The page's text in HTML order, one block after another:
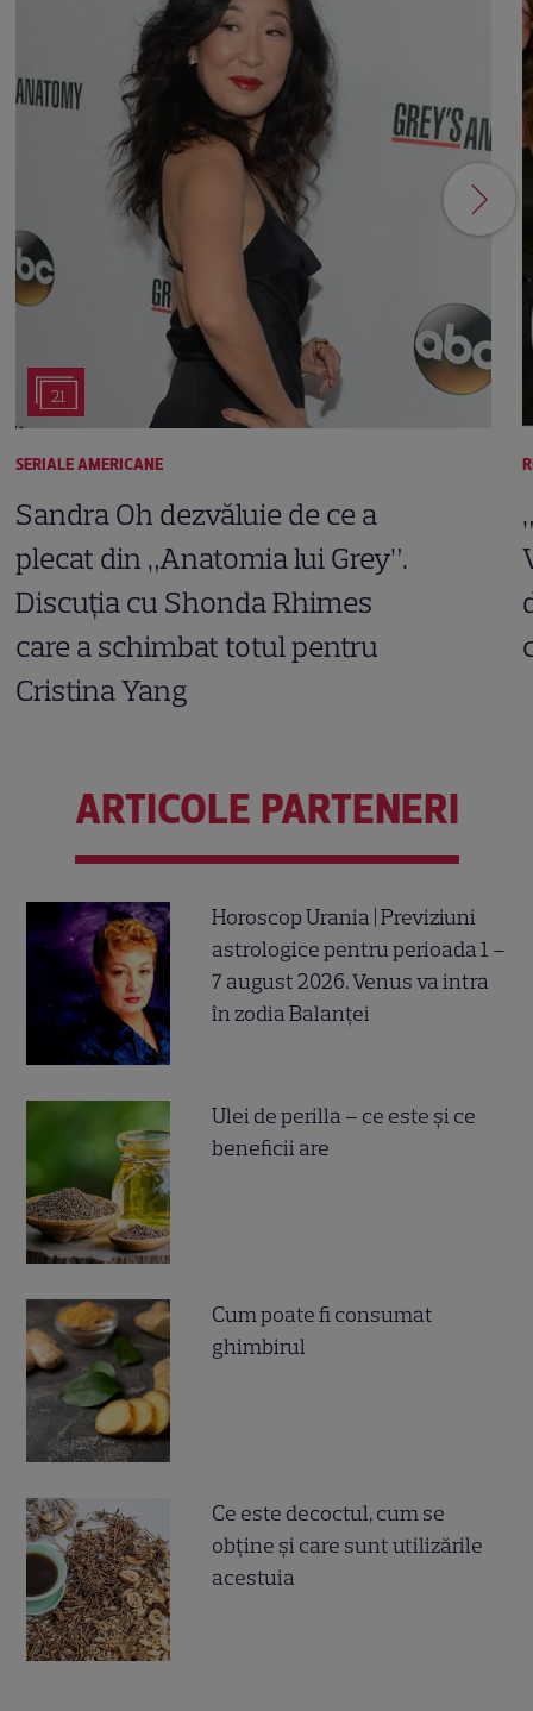
21
SERIALE AMERICANE
Sandra Oh dezvăluie de ce a
plecat din „Anatomia lui Grey”.
Discuția cu Shonda Rhimes
care a schimbat totul pentru
Cristina Yang
ARTICOLE PARTENERI
Horoscop Urania | Previziuni
astrologice pentru perioada 1 –
7 august 2026. Venus va intra
în zodia Balanței
Ulei de perilla – ce este și ce
beneficii are
Cum poate fi consumat
ghimbirul
Ce este decoctul, cum se
obţine şi care sunt utilizările
acestuia